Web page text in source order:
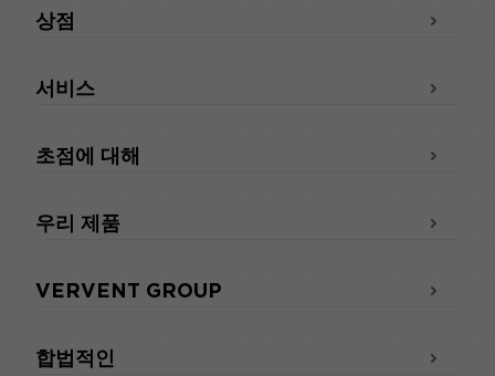
상점
서비스
초점에 대해
우리 제품
VERVENT GROUP
합법적인